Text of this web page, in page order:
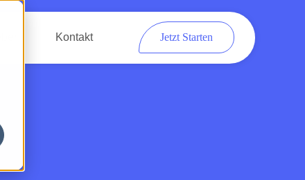
Kontakt Jetzt Starten